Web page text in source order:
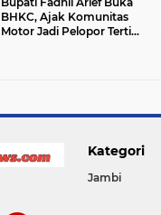
BHKC, Ajak Komunitas
Motor Jadi Pelopor Tertib
Kategori
Jambi